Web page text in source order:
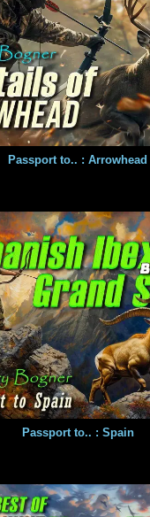
Passport to.. : Arrowhead
Passport to.. : Spain